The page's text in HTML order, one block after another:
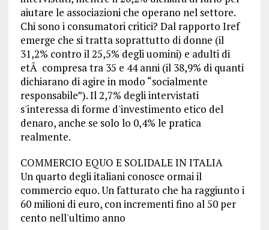
aiutare le associazioni che operano nel settore.
Chi sono i consumatori critici? Dal rapporto Iref
emerge che si tratta soprattutto di donne (il
31,2% contro il 25,5% degli uomini) e adulti di
etÃ compresa tra 35 e 44 anni (il 38,9% di quanti
dichiarano di agire in modo “socialmente
responsabile”). Il 2,7% degli intervistati
s'interessa di forme d'investimento etico del
denaro, anche se solo lo 0,4% le pratica
realmente.
COMMERCIO EQUO E SOLIDALE IN ITALIA
Un quarto degli italiani conosce ormai il
commercio equo. Un fatturato che ha raggiunto i
60 milioni di euro, con incrementi fino al 50 per
cento nell'ultimo anno